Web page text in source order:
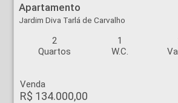
Apartamento
Jardim Diva Tarlá de Carvalho
2
Quartos
1
W.C.
Venda
R$ 134.000,00